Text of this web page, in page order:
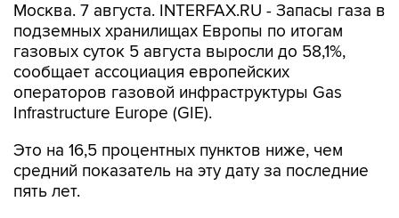
Москва. 7 августа. INTERFAX.RU - Запасы газа в
подземных хранилищах Европы по итогам
газовых суток 5 августа выросли до 58,1%,
сообщает ассоциация европейских
операторов газовой инфраструктуры Gas
Infrastructure Europe (GIE).
Это на 16,5 процентных пунктов ниже, чем
средний показатель на эту дату за последние
пять лет.